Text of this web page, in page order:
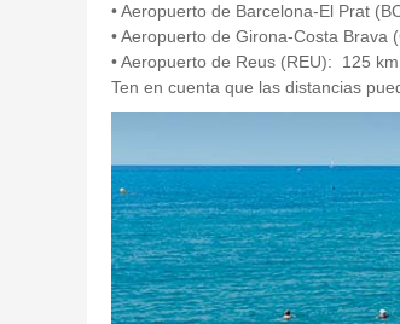
• Aeropuerto de Barcelona-El Prat
• Aeropuerto de Girona-Costa Brava
• Aeropuerto de Reus (REU): 125
Ten en cuenta que las distancias